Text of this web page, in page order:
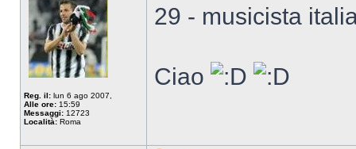
Reg. il: lun 6 ago 2007,
Alle ore: 15:59
Messaggi: 12723
Località: Roma
29 - musicista
Ciao